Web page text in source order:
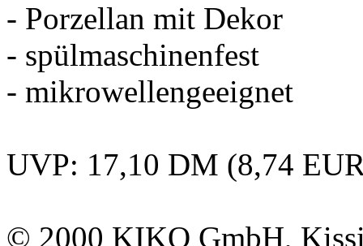
- Porzellan mit Dekor
- spülmaschinenfest
- mikrowellengeeignet
UVP: 17,10 DM (8,74
© 2000 KIKO GmbH,